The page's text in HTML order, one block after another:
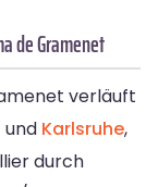
de Gramenet
verläuft
und Karlsruhe,
durch